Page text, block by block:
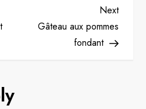
Next
Post
Next
Gâteau aux pommes
fondant